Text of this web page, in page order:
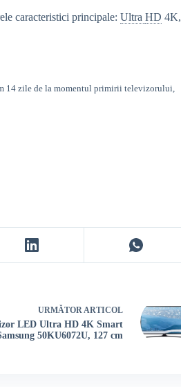
caracteristici principale:UltraHD 4K,
14 zile de la momentul primirii televizorului,
URMĂTOR ARTICOL
LED Ultra HD 4K Smart
50KU6072U, 127 cm